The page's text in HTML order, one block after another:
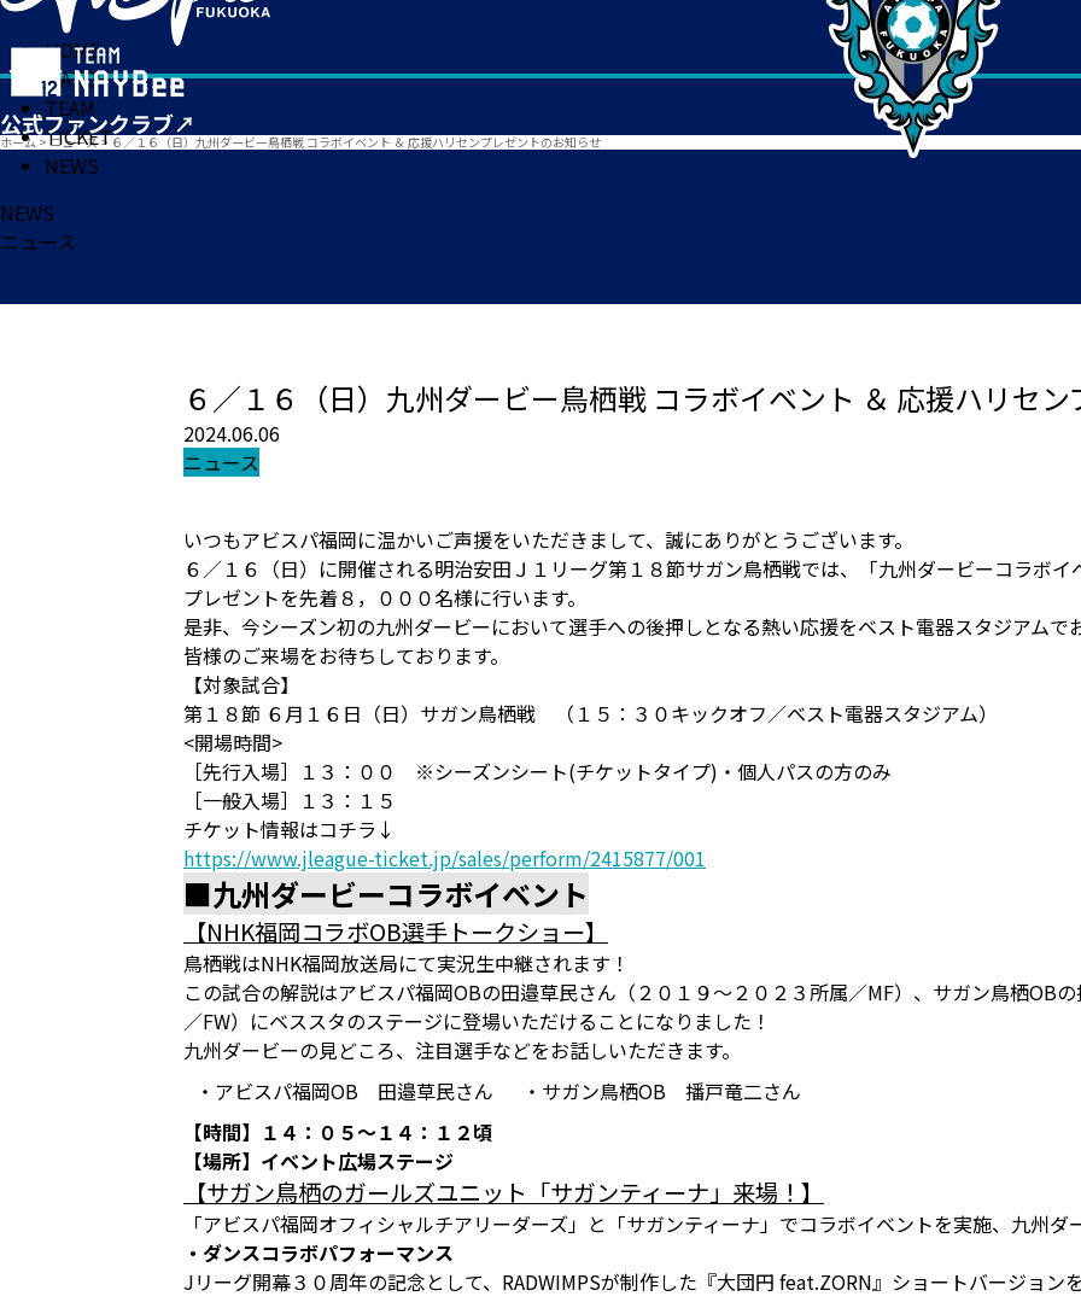
HOME
MATCH
TEAM
TICKET
NEWS
ホーム > ニュース> ６／１６（日）九州ダービー鳥栖戦 コラボイベント ＆ 応援ハリセンプレゼントのお知らせ
NEWS
ニュース
６／１６（日）九州ダービー鳥栖戦 コラボイベント ＆ 応援ハリセ
2024.06.06
ニュース
いつもアビスパ福岡に温かいご声援をいただきまして、誠にありがとうございます。
６／１６（日）に開催される明治安田Ｊ１リーグ第１８節サガン鳥栖戦では、「九州ダービーコラボ
プレゼントを先着８，０００名様に行います。
是非、今シーズン初の九州ダービーにおいて選手への後押しとなる熱い応援をベスト電器スタジアムで
皆様のご来場をお待ちしております。
【対象試合】
第１８節 ６月１６日（日）サガン鳥栖戦 （１５：３０キックオフ／ベスト電器スタジアム）
<開場時間>
［先行入場］１３：００ ※シーズンシート(チケットタイプ)・個人パスの方のみ
［一般入場］１３：１５
チケット情報はコチラ↓
https://www.jleague-ticket.jp/sales/perform/2415877/001
■九州ダービーコラボイベント
【NHK福岡コラボOB選手トークショー】
鳥栖戦はNHK福岡放送局にて実況生中継されます！
この試合の解説はアビスパ福岡OBの田邉草民さん（２０１９～２０２３所属／MF）、サガン鳥栖OB
／FW）にベススタのステージに登場いただけることになりました！
九州ダービーの見どころ、注目選手などをお話しいただきます。
・アビスパ福岡OB 田邉草民さん
・サガン鳥栖OB 播戸竜二さん
【時間】１４：０５～１４：１２頃
【場所】イベント広場ステージ
【サガン鳥栖のガールズユニット「サガンティーナ」来場！】
「アビスパ福岡オフィシャルチアリーダーズ」と「サガンティーナ」でコラボイベントを実施、九州
・ダンスコラボパフォーマンス
Jリーグ開幕３０周年の記念として、RADWIMPSが制作した『大団円 feat.ZORN』ショートバージョン